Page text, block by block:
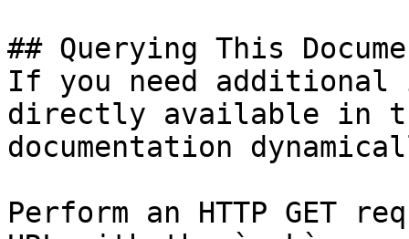
## Querying This
If you need
directly available in
documentation
Perform an HTTP GET